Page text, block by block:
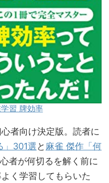
習 牌効率
者向け決定版。読者に
」301選 と 麻雀 傑作「何
者が何切るを解く前に
く学習してもらいた